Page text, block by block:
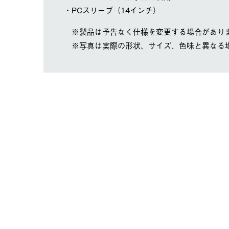
・PCスリーブ（14インチ）
※製品は予告なく仕様を変更する場合があり
※写真は実際の形状、サイズ、色味と異なる